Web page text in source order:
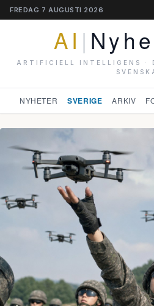
FREDAG 7 AUGUSTI 2026
AI |
ARTIFICIELL INTELLIGENS ·
NYHETER SVERIGE ARKIV